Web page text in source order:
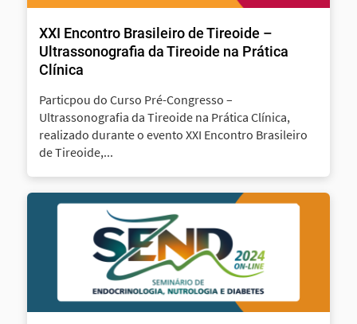
XXI Encontro Brasileiro de Tireoide –
Ultrassonografia da Tireoide na Prática
Clínica
Particpou do Curso Pré-Congresso –
Ultrassonografia da Tireoide na Prática Clínica,
realizado durante o evento XXI Encontro Brasileiro
de Tireoide,...